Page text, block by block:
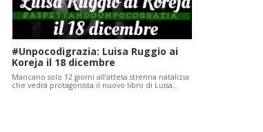
#Unpocodigrazia: Luisa Ruggio ai
Koreja il 18 dicembre
Mancano solo 12 giorni all'attesa strenna natalizia
che vedrà protagonista il nuovo libro di Luisa…